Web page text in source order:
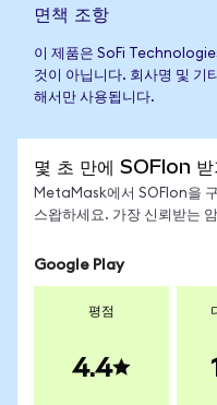
면책 조항
이 제품은 SoFi
것이 아닙니다. 회사명 및 기
해서만 사용됩니다.
몇 초 만에 SOFIon 받
MetaMask에서 SOFIon을
스왑하세요. 가장 신뢰받는
Google Play
평점
4.4